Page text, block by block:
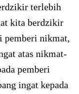
terlebih
kita berdzikir
pemberi nikmat,
atas nikmat-
pemberi
ingat kepada